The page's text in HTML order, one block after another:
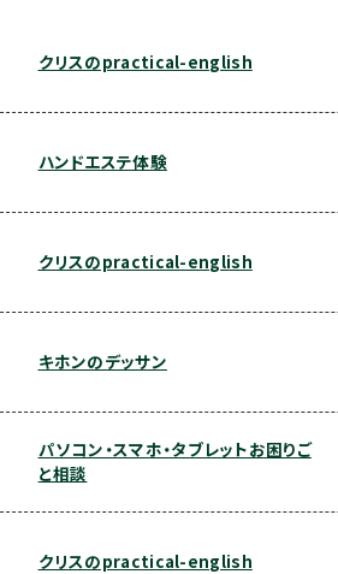
クリスのpractical-english
ハンドエステ体験
クリスのpractical-english
キホンのデッサン
パソコン・スマホ・タブレットお困りご
と相談
クリスのpractical-english